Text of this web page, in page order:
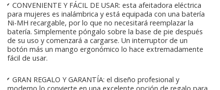
✔ CONVENIENTE Y FÁCIL DE USAR: esta afeitadora eléctrica
para mujeres es inalámbrica y está equipada con una batería
Ni-MH recargable, por lo que no necesitará reemplazar la
batería. Simplemente póngalo sobre la base de pie después
de su uso y comenzará a cargarse. Un interruptor de un
botón más un mango ergonómico lo hace extremadamente
fácil de usar.
✔ GRAN REGALO Y GARANTÍA: el diseño profesional y